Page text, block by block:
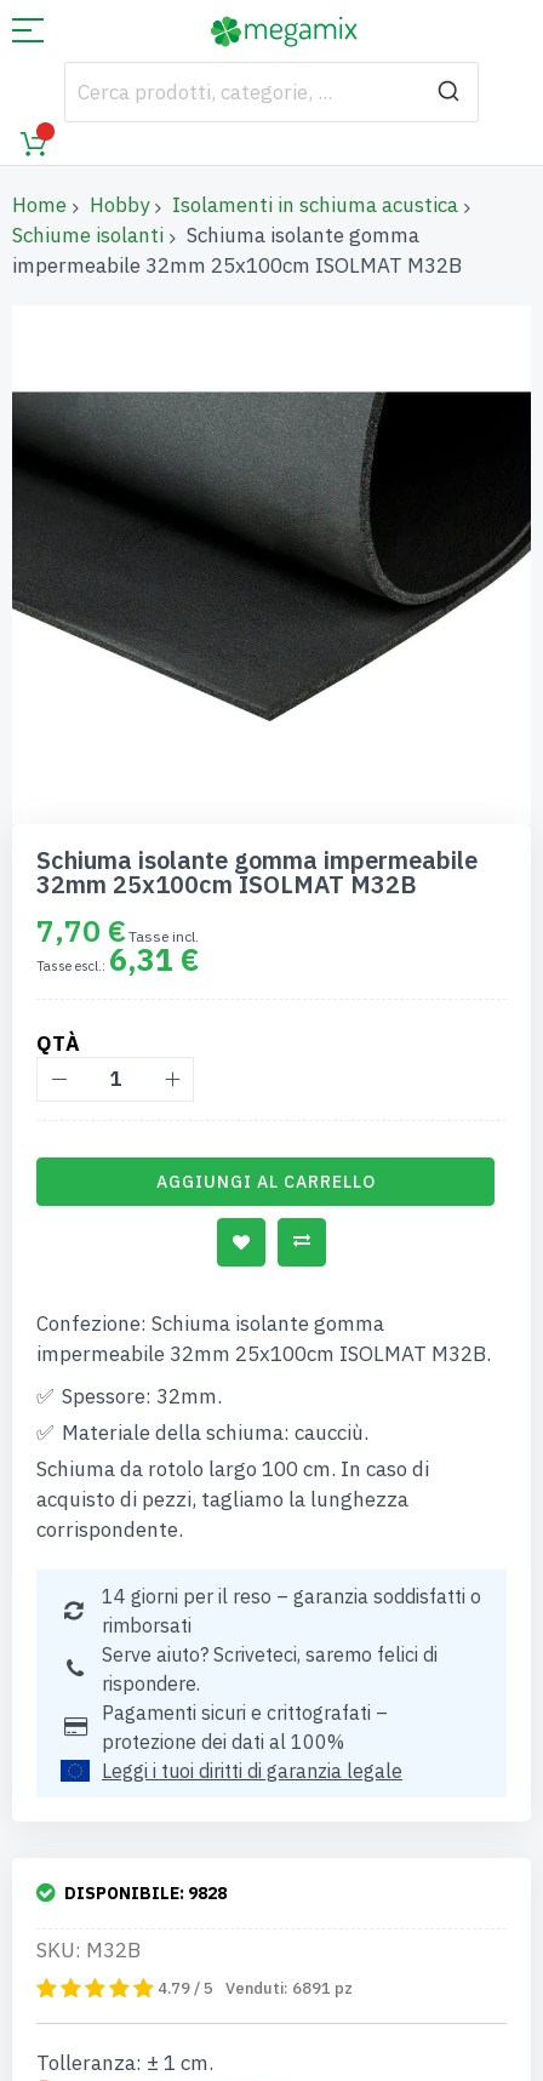
Home Hobby
Isolamenti in schiuma acustica
Schiume isolanti
Schiuma isolante gomma
impermeabile 32mm 25x100cm ISOLMAT M32B
galleria
immagini
all'inizio
della
galleria
immagini
Schiuma isolante gomma impermeabile
32mm 25x100cm ISOLMAT M32B
7,70 €
6,31 €
QTÀ
AGGIUNGI AL CARRELLO
Confezione: Schiuma isolante gomma
impermeabile 32mm 25x100cm ISOLMAT M32B.
Spessore: 32mm.
Materiale della schiuma: caucciù.
Schiuma da rotolo largo 100 cm. In caso di
acquisto di pezzi, tagliamo la lunghezza
corrispondente.
14 giorni per il reso – garanzia soddisfatti o
rimborsati
Serve aiuto? Scriveteci, saremo felici di
rispondere.
Pagamenti sicuri e crittografati –
protezione dei dati al 100%
Leggi i tuoi diritti di garanzia legale
DISPONIBILE: 9828
SKU: M32B
4.79 / 5 Venduti: 6891 pz
Tolleranza: ± 1 cm.